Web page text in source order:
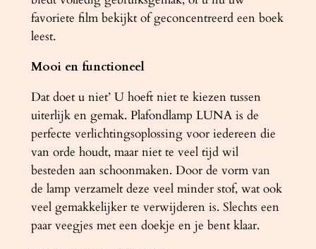
favoriete film bekijkt of geconcentreerd een boek
leest.
Mooi en functioneel
Dat doet u niet’ U hoeft niet te kiezen tussen
uiterlijk en gemak. Plafondlamp LUNA is de
perfecte verlichtingsoplossing voor iedereen die
van orde houdt, maar niet te veel tijd wil
besteden aan schoonmaken. Door de vorm van
de lamp verzamelt deze veel minder stof, wat ook
veel gemakkelijker te verwijderen is. Slechts een
paar veegjes met een doekje en je bent klaar.